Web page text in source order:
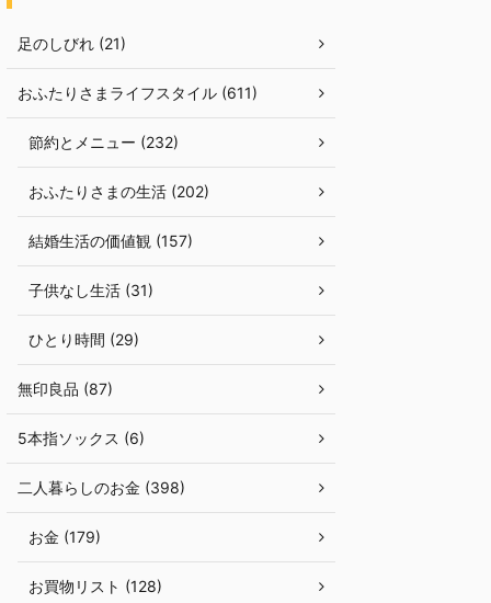
足のしびれ (21)
おふたりさまライフスタイル (611)
節約とメニュー (232)
おふたりさまの生活 (202)
結婚生活の価値観 (157)
子供なし生活 (31)
ひとり時間 (29)
無印良品 (87)
5本指ソックス (6)
二人暮らしのお金 (398)
お金 (179)
お買物リスト (128)